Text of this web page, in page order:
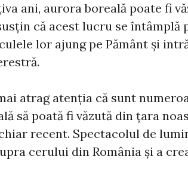
ani, aurora boreală poate fi
că acest lucru se întâmplă
lor ajung pe Pământ și
atrag atenția că sunt
să poată fi văzută din țara
recent. Spectacolul de
cerului din România și a